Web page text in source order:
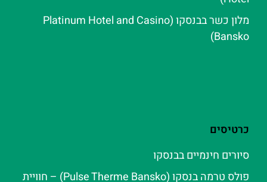
מלון כשר בבנסקו (Platinum Hotel and Casino
Bansko)
כרטיסים
סיורים חינמיים בבנסקו
פולס טרמה בנסקו (Pulse Therme Bansko) – חוויית